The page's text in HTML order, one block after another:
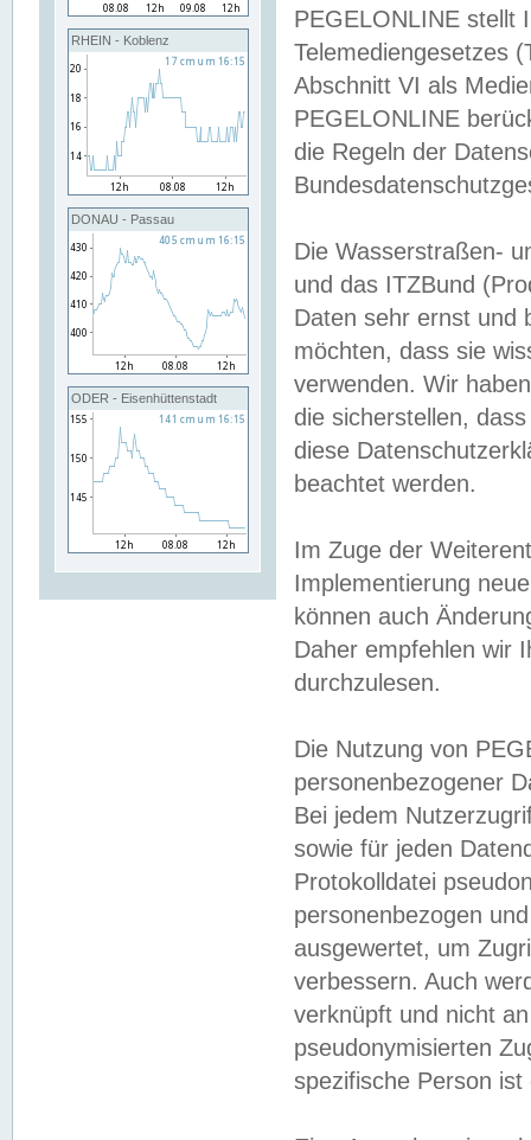
RHEIN - Koblenz
DONAU - Passau
ODER - Eisenhüttenstadt
PEGELONLINE stellt
Telemediengesetzes
Abschnitt VI als
PEGELONLINE
die Regeln der
Die Wasserstraßen-
und das ITZBund
Daten sehr ernst und
möchten, dass sie
verwenden. Wir
die sicherstellen,
diese
beachtet werden.
Im Zuge der
Implementierung
können auch
Daher empfehlen wir
durchzulesen.
Die Nutzung von
personenbezogener
Bei jedem
sowie für jeden
Protokolldatei
personenbezogen
ausgewertet, um
verbessern. Auch
verknüpft und nicht
pseudonymisierten
spezifische Person